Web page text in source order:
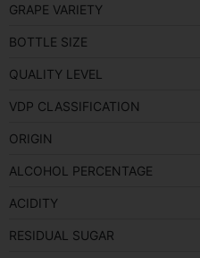
GRAPE VARIETY
BOTTLE SIZE
QUALITY LEVEL
VDP CLASSIFICATION
ORIGIN
ALCOHOL PERCENTAGE
ACIDITY
RESIDUAL SUGAR